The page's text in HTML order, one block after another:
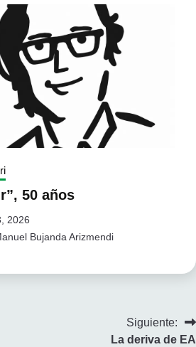
50 años
2026
Bujanda Arizmendi
Siguiente:
La deriva de EA